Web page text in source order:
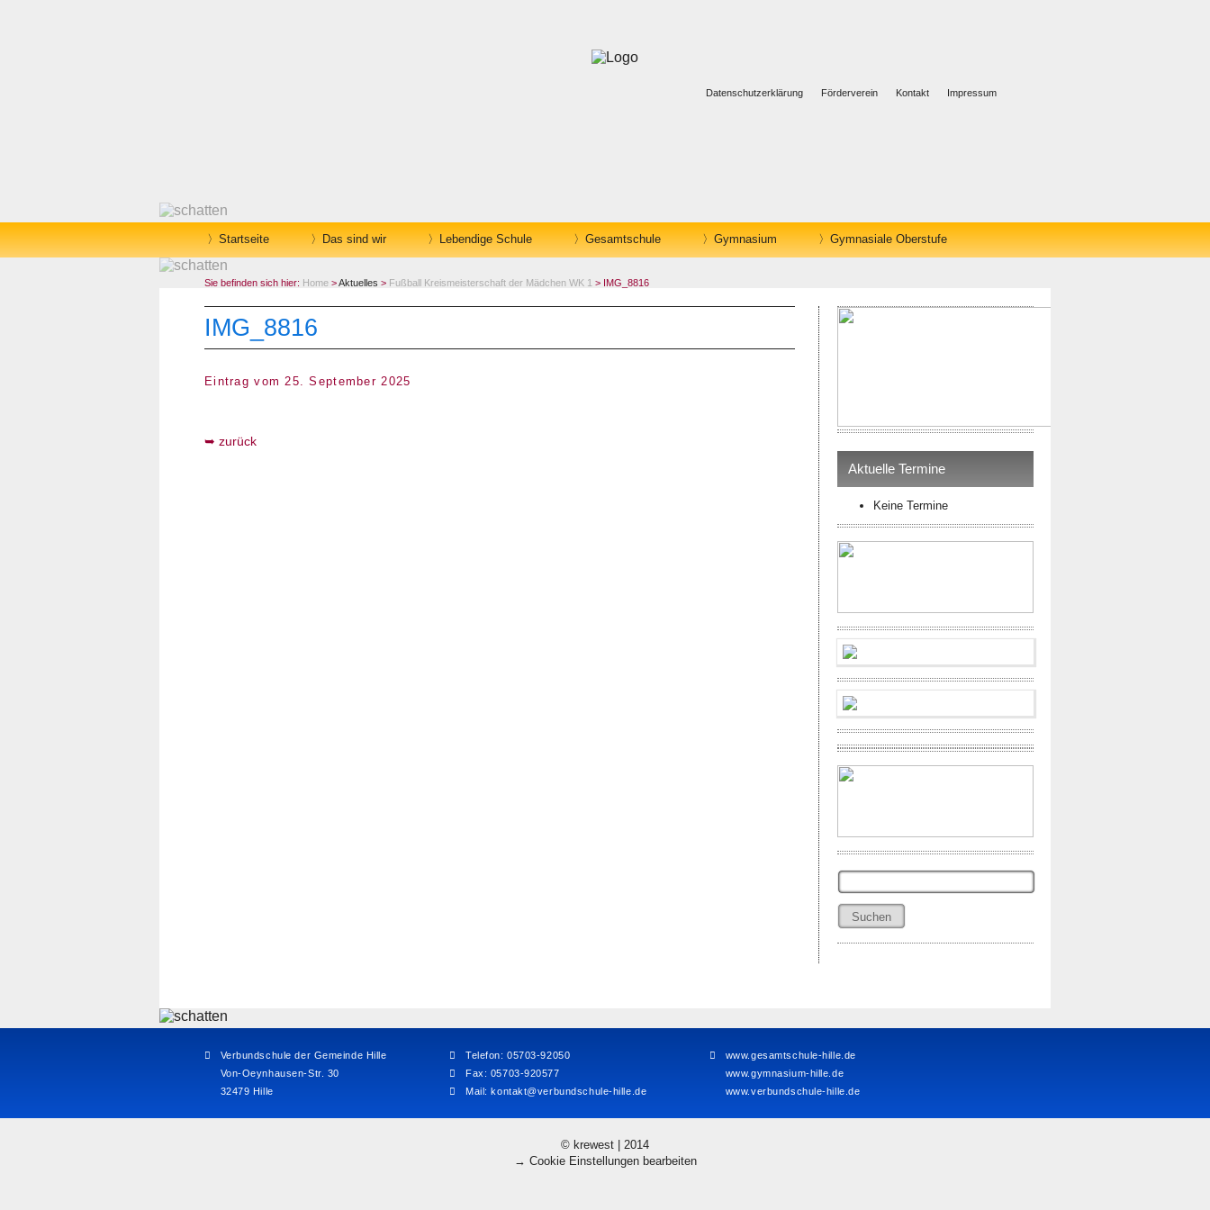
Impressum
Kontakt
Förderverein
Datenschutzerklärung
Startseite Das sind wir Lebendige Schule Gesamtschule Gymnasium Gymnasiale Oberstufe
Sie befinden sich hier: Home >Aktuelles > Fußball Kreismeisterschaft der Mädchen WK 1 > IMG_8816
IMG_8816
Eintrag vom 25. September 2025
zurück
Aktuelle Termine
Keine Termine
Suchen
Verbundschule der Gemeinde Hille
Von-Oeynhausen-Str. 30
32479 Hille
Telefon: 05703-92050
Fax: 05703-920577
Mail:kontakt@verbundschule-hille.de
www.gesamtschule-hille.de
www.gymnasium-hille.de
www.verbundschule-hille.de
© krewest | 2014
→ Cookie Einstellungen bearbeiten